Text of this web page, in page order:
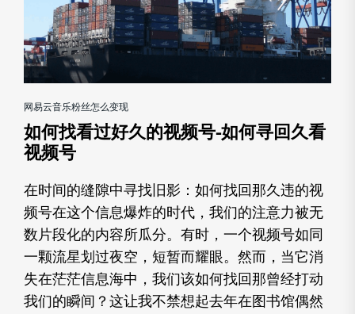
网易云音乐粉丝怎么变现
如何找看过好久的视频号-如何寻回久看
视频号
在时间的缝隙中寻找旧影：如何找回那久违的视
频号在这个信息爆炸的时代，我们的注意力被无
数片段化的内容所瓜分。有时，一个视频号如同
一颗流星划过夜空，短暂而耀眼。然而，当它消
失在茫茫信息海中，我们该如何找回那曾经打动
我们的瞬间？这让我不禁想起去年在图书馆偶然